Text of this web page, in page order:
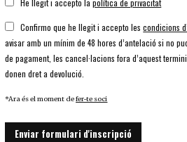
He llegit i accepto lapolítica de privacitat
Confirmo que he llegit i accepto lescondicions
avisar amb un mínim de 48 hores d’antelació si no
de pagament, les cancel·lacions fora d’aquest
donen dret a devolució.
*Ara és el moment defer-te soci
Enviar formulari d'inscripció